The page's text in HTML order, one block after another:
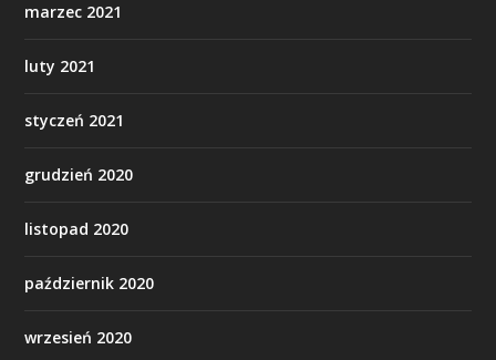
marzec 2021
luty 2021
styczeń 2021
grudzień 2020
listopad 2020
październik 2020
wrzesień 2020